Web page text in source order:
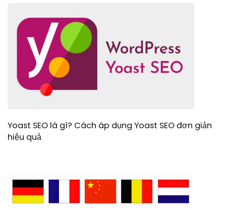
Yoast SEO là gì? Cách áp dụng Yoast SEO đơn giản
hiệu quả